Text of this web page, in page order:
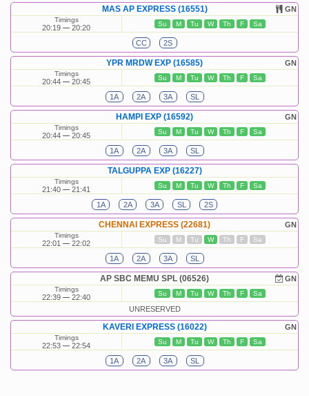
GN
MAS AP EXPRESS (16551)
Timings
20:19 20:20 Su M Tu W Th F Sa
CC 2S
GN
YPR MRDW EXP (16585)
Timings
20:44 20:45 Su M Tu W Th F Sa
1A 2A 3A SL
GN
HAMPI EXP (16592)
Timings
20:44 20:45 Su M Tu W Th F Sa
1A 2A 3A SL
TALGUPPA EXP (16227)
Timings
21:40 21:41 Su M Tu W Th F Sa
1A 2A 3A SL 2S
GN
CHENNAI EXPRESS (22681)
Timings
22:01 22:02 Su M Tu W Th F Sa
1A 2A 3A SL
GN
AP SBC MEMU SPL (06526)
Timings
22:39 22:40 Su M Tu W Th F Sa
UNRESERVED
GN
KAVERI EXPRESS (16022)
Timings
22:53 22:54 Su M Tu W Th F Sa
1A 2A 3A SL